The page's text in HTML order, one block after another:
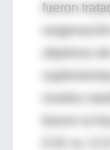
fueron
objetivos
niveles
fueron la